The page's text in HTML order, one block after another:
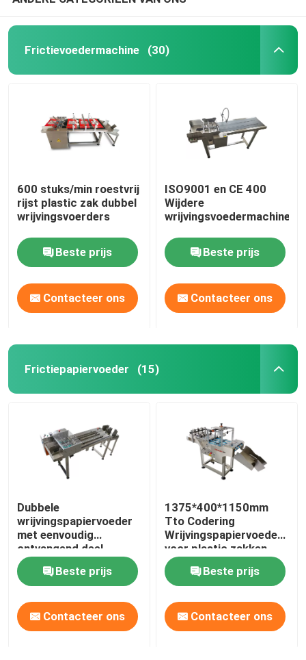
Frictievoedermachine (30)
600 stuks/min roestvrij
rijst plastic zak dubbel
wrijvingsvoerders
Beste prijs
Contacteer ons
ISO9001 en CE 400
Wijdere
wrijvingsvoedermachine
Beste prijs
Contacteer ons
Frictiepapiervoeder (15)
Dubbele
wrijvingspapiervoeder
met eenvoudig
ontvangend deel
Beste prijs
Contacteer ons
1375*400*1150mm
Tto Codering
Wrijvingspapiervoeder
voor plastic zakken
Beste prijs
Contacteer ons